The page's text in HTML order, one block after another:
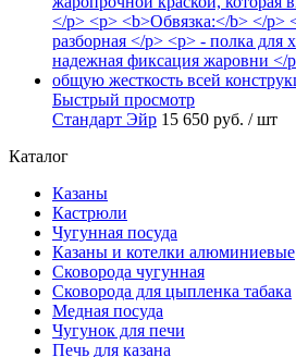
Быстрый просмотр
Стандарт Эйр 15 650 руб. / шт
Каталог
Казаны
Кастрюли
Чугунная посуда
Казаны и котелки алюминиевые
Сковорода чугунная
Сковорода для цыпленка табака
Медная посуда
Чугунок для печи
Печь для казана